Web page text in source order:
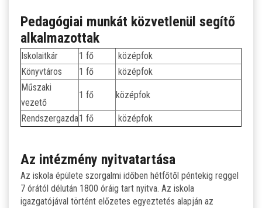
Pedagógiai munkát közvetlenül segítő
alkalmazottak
Iskolaitkár 1 fő
középfok
Könyvtáros
1 fő
középfok
Műszaki
vezető
1 fő középfok
Rendszergazda1 fő középfok
Az intézmény nyitvatartása
Az iskola épülete szorgalmi időben hétfőtől péntekig reggel
7 órától délután 1800 óráig tart nyitva. Az iskola
igazgatójával történt előzetes egyeztetés alapján az